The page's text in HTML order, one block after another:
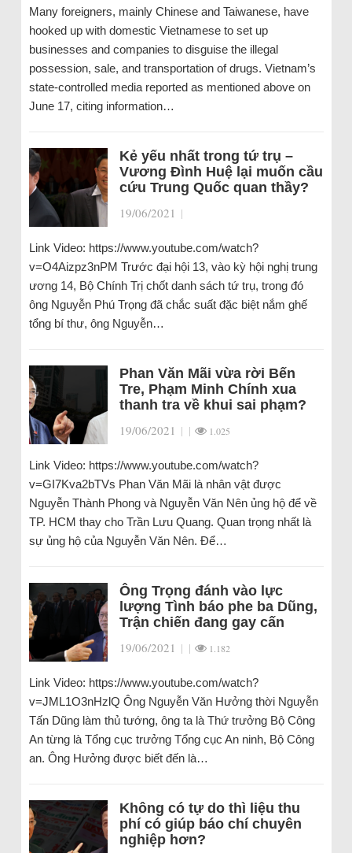
Many foreigners, mainly Chinese and Taiwanese, have
hooked up with domestic Vietnamese to set up
businesses and companies to disguise the illegal
possession, sale, and transportation of drugs. Vietnam’s
state-controlled media reported as mentioned above on
June 17, citing information…
Kẻ yếu nhất trong tứ trụ –
Vương Đình Huệ lại muốn cầu
cứu Trung Quốc quan thầy?
19/06/2021 |
Link Video: https://www.youtube.com/watch?
v=O4Aizpz3nPM Trước đại hội 13, vào kỳ hội nghị trung
ương 14, Bộ Chính Trị chốt danh sách tứ trụ, trong đó
ông Nguyễn Phú Trọng đã chắc suất đặc biệt nắm ghế
tổng bí thư, ông Nguyễn…
Phan Văn Mãi vừa rời Bến
Tre, Phạm Minh Chính xua
thanh tra về khui sai phạm?
19/06/2021 | | 1.025
Link Video: https://www.youtube.com/watch?
v=GI7Kva2bTVs Phan Văn Mãi là nhân vật được
Nguyễn Thành Phong và Nguyễn Văn Nên ủng hộ để về
TP. HCM thay cho Trần Lưu Quang. Quan trọng nhất là
sự ủng hộ của Nguyễn Văn Nên. Để…
Ông Trọng đánh vào lực
lượng Tình báo phe ba Dũng,
Trận chiến đang gay cấn
19/06/2021 | | 1.182
Link Video: https://www.youtube.com/watch?
v=JML1O3nHzlQ Ông Nguyễn Văn Hưởng thời Nguyễn
Tấn Dũng làm thủ tướng, ông ta là Thứ trưởng Bộ Công
An từng là Tổng cục trưởng Tổng cục An ninh, Bộ Công
an. Ông Hưởng được biết đến là…
Không có tự do thì liệu thu
phí có giúp báo chí chuyên
nghiệp hơn?